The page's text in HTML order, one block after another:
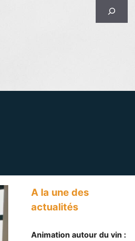
Rechercher
A la une des
actualités
Animation autour du vin :